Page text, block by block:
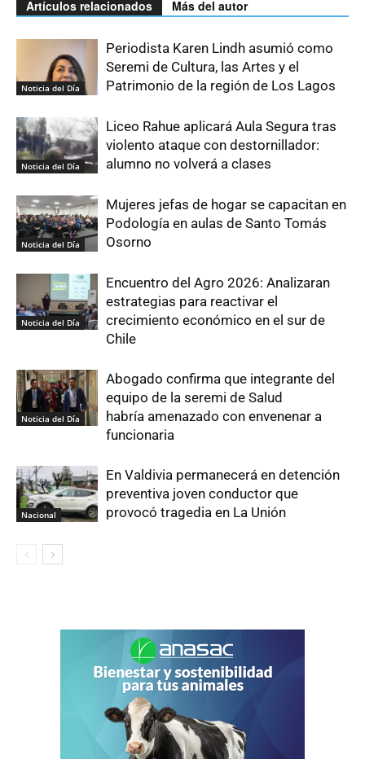
Artículos relacionados Más del autor
Noticia del Día
Periodista Karen Lindh asumió como
Seremi de Cultura, las Artes y el
Patrimonio de la región de Los Lagos
Noticia del Día
Liceo Rahue aplicará Aula Segura tras
violento ataque con destornillador:
alumno no volverá a clases
Noticia del Día
Mujeres jefas de hogar se capacitan en
Podología en aulas de Santo Tomás
Osorno
Noticia del Día
Encuentro del Agro 2026: Analizaran
estrategias para reactivar el
crecimiento económico en el sur de
Chile
Noticia del Día
Abogado confirma que integrante del
equipo de la seremi de Salud
habría amenazado con envenenar a
funcionaria
Nacional
En Valdivia permanecerá en detención
preventiva joven conductor que
provocó tragedia en La Unión